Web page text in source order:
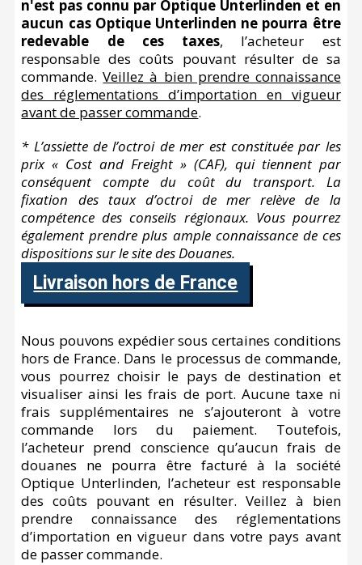
n'est pas connu par Optique Unterlinden et en
aucun cas Optique Unterlinden ne pourra être
redevable de ces taxes, l’acheteur est
responsable des coûts pouvant résulter de sa
commande.Veillez à bien prendre connaissance
des réglementations d’importation en vigueur
avant de passer commande.
* L’assiette de l’octroi de mer est constituée par les
prix « Cost and Freight » (CAF), qui tiennent par
conséquent compte du coût du transport. La
fixation des taux d’octroi de mer relève de la
compétence des conseils régionaux. Vous pourrez
également prendre plus ample connaissance de ces
dispositions sur le site des Douanes.
Livraison hors de France
Nous pouvons expédier sous certaines conditions
hors de France. Dans le processus de commande,
vous pourrez choisir le pays de destination et
visualiser ainsi les frais de port. Aucune taxe ni
frais supplémentaires ne s’ajouteront à votre
commande lors du paiement. Toutefois,
l’acheteur prend conscience qu’aucun frais de
douanes ne pourra être facturé à la société
Optique Unterlinden, l’acheteur est responsable
des coûts pouvant en résulter. Veillez à bien
prendre connaissance des réglementations
d’importation en vigueur dans votre pays avant
de passer commande.